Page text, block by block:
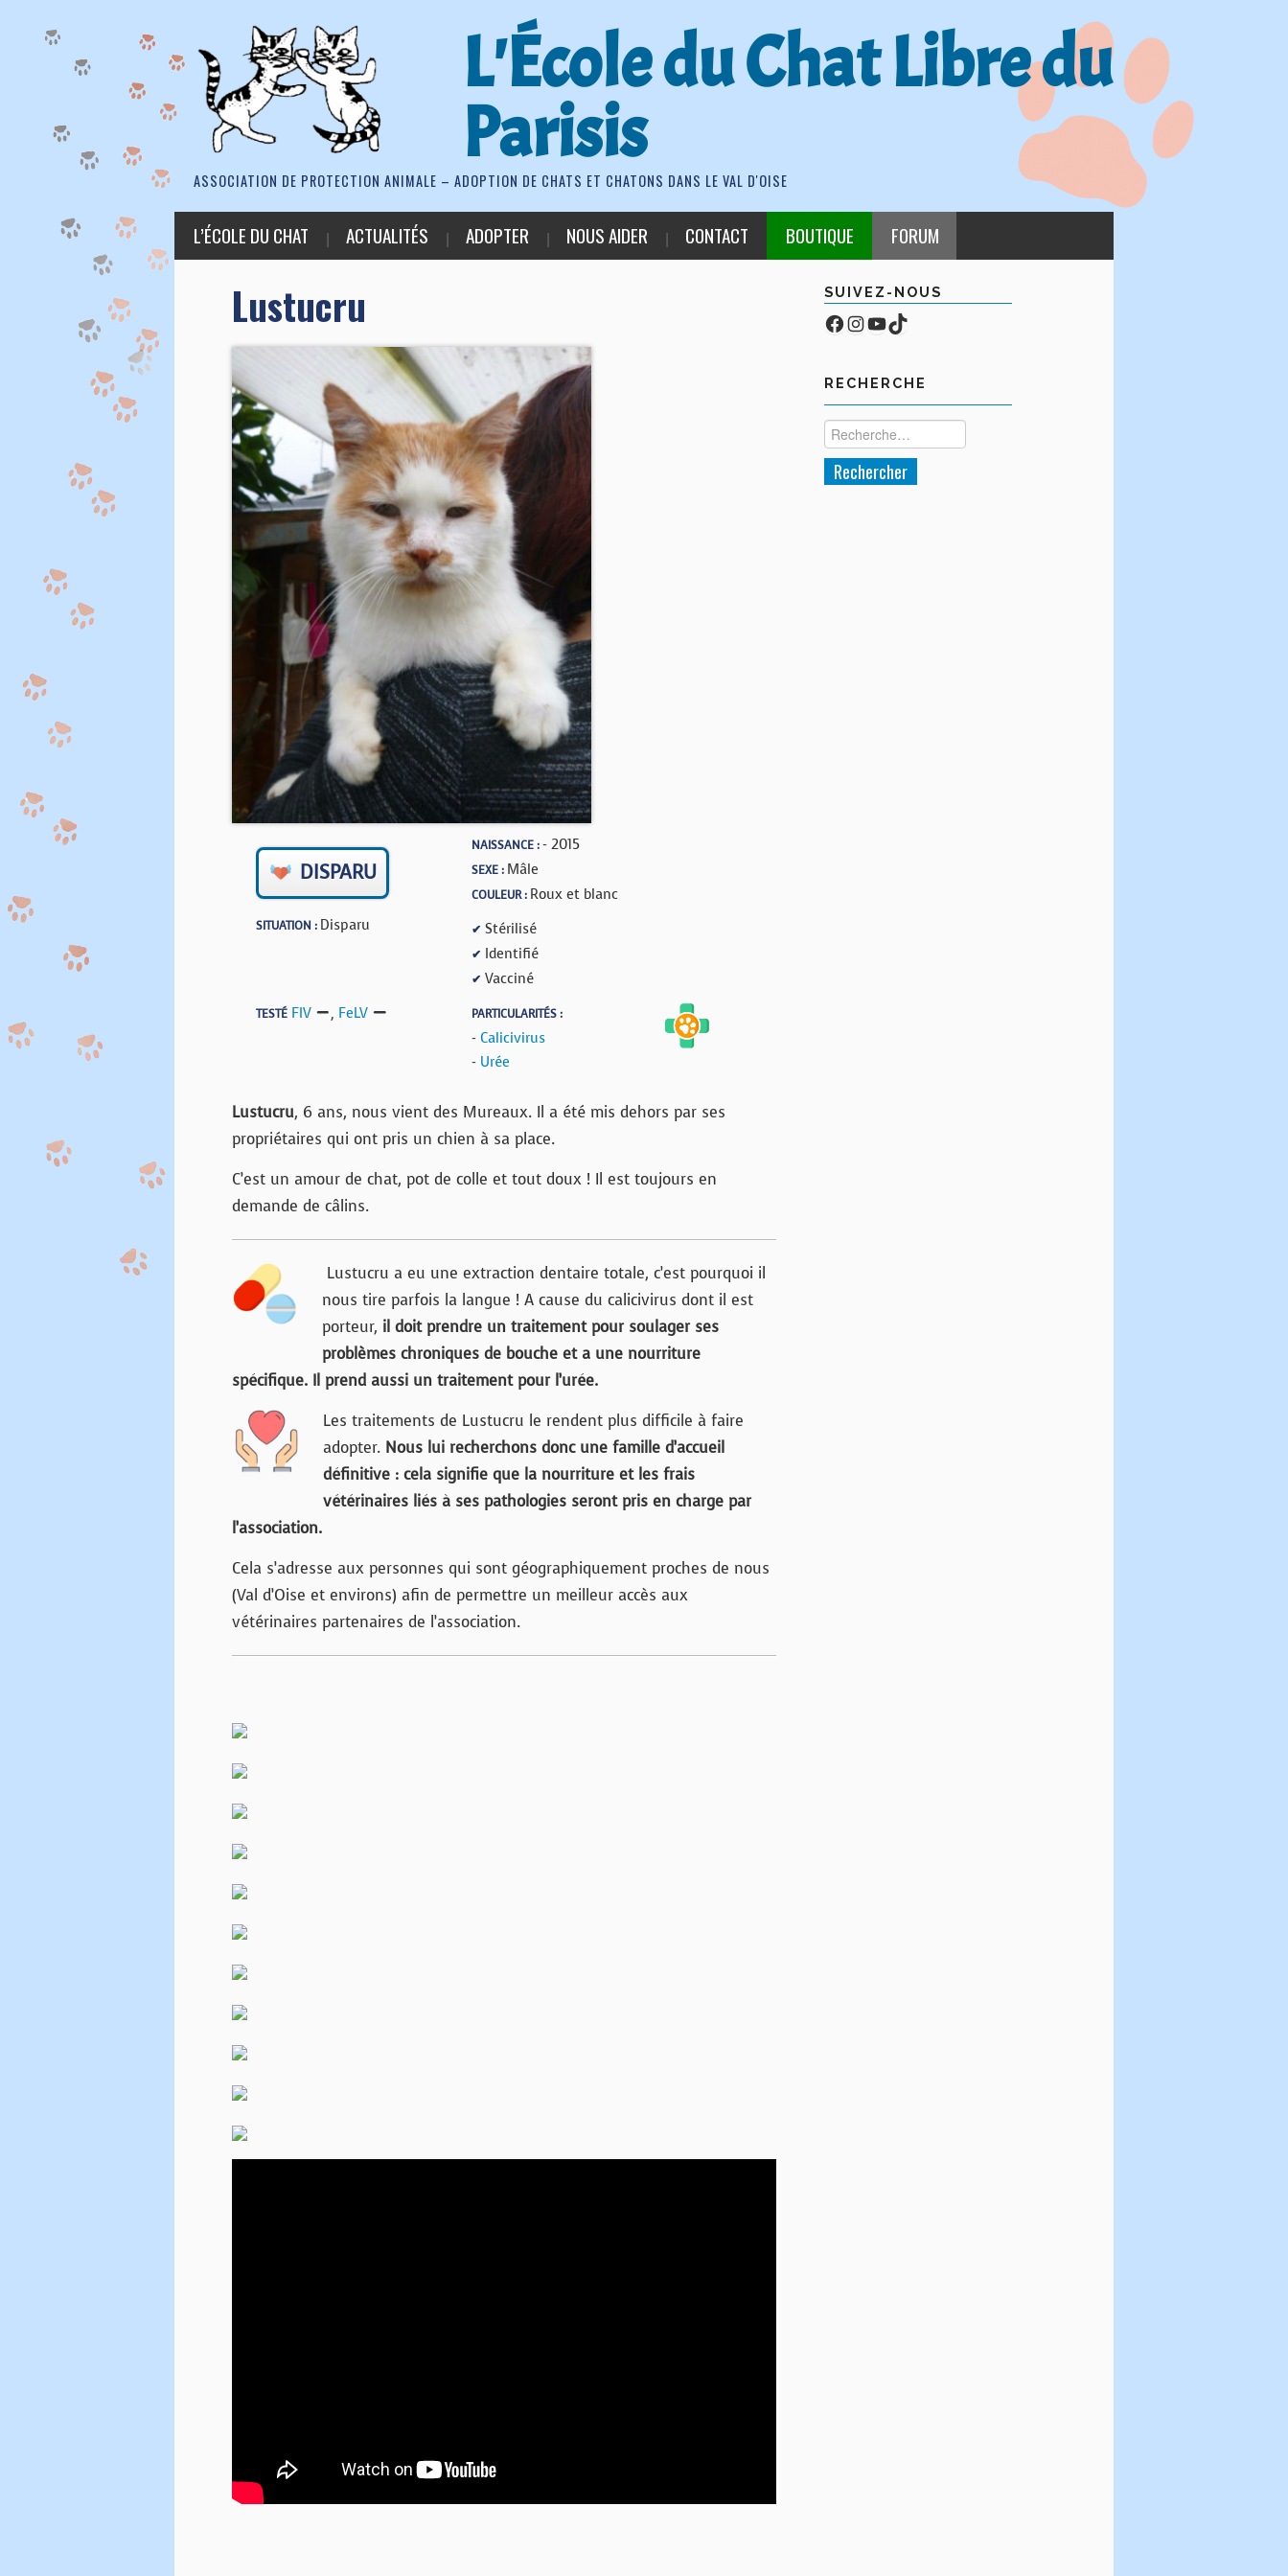
L'École du Chat Libre du
Parisis
ASSOCIATION DE PROTECTION ANIMALE – ADOPTION DE CHATS ET CHATONS DANS LE VAL D'OISE
L’ÉCOLE DU CHAT ACTUALITÉS ADOPTER NOUS AIDER CONTACT BOUTIQUE FORUM
Lustucru
DISPARU
SITUATION : Disparu
NAISSANCE :- 2015
SEXE : Mâle
COULEUR : Roux et blanc
✔ Stérilisé
✔ Identifié
✔ Vacciné
TESTÉ FIV , FeLV PARTICULARITÉS :
- Calicivirus
- Urée
Lustucru, 6 ans, nous vient des Mureaux. Il a été mis dehors par ses
propriétaires qui ont pris un chien à sa place.
C’est un amour de chat, pot de colle et tout doux ! Il est toujours en
demande de câlins.
Lustucru a eu une extraction dentaire totale, c’est pourquoi il
nous tire parfois la langue ! A cause du calicivirus dont il est
porteur, il doit prendre un traitement pour soulager ses
problèmes chroniques de bouche et a une nourriture
spécifique. Il prend aussi un traitement pour l’urée.
Les traitements de Lustucru le rendent plus difficile à faire
adopter. Nous lui recherchons donc une famille d’accueil
définitive : cela signifie que la nourriture et les frais
vétérinaires liés à ses pathologies seront pris en charge par
l’association.
Cela s’adresse aux personnes qui sont géographiquement proches de nous
(Val d’Oise et environs) afin de permettre un meilleur accès aux
vétérinaires partenaires de l’association.
SUIVEZ-NOUS
Facebook
Compte Instagram
YouTube
TikTok
RECHERCHE